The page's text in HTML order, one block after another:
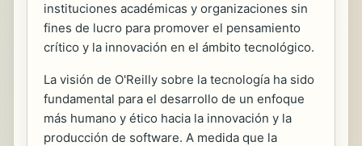
instituciones académicas y organizaciones sin
fines de lucro para promover el pensamiento
crítico y la innovación en el ámbito tecnológico.
La visión de O'Reilly sobre la tecnología ha sido
fundamental para el desarrollo de un enfoque
más humano y ético hacia la innovación y la
producción de software. A medida que la